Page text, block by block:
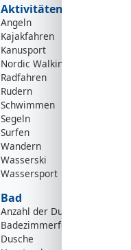
Aktivitäten
Angeln
Kajakfahren
Kanusport
Nordic Walking
Radfahren
Rudern
Schwimmen
Segeln
Surfen
Wandern
Wasserski
Wassersport
Bad
Anzahl der Duschen
Badezimmerfenster
Dusche